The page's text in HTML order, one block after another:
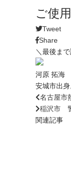
ご使
Tweet
Share
＼最後ま
河原 拓海
安城市出
名古屋
稲沢市
関連記事